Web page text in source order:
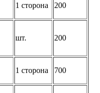
1 сторона 200
шт. 200
1 сторона 700